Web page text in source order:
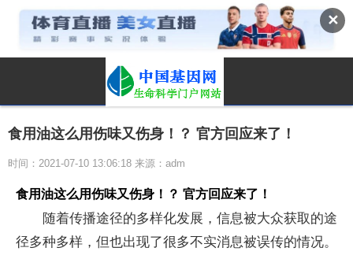
✕
食用油这么用伤味又伤身！？ 官方回应来了！
时间：2021-07-10 13:06:18 来源：adm
食用油这么用伤味又伤身！？ 官方回应来了！
随着传播途径的多样化发展，信息被大众获取的途
径多种多样，但也出现了很多不实消息被误传的情况。